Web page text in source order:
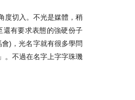
度切入。不光是媒體，稍
還有要求表態的強硬份子
)，光名字就有很多學問
。不過在名字上字字珠璣